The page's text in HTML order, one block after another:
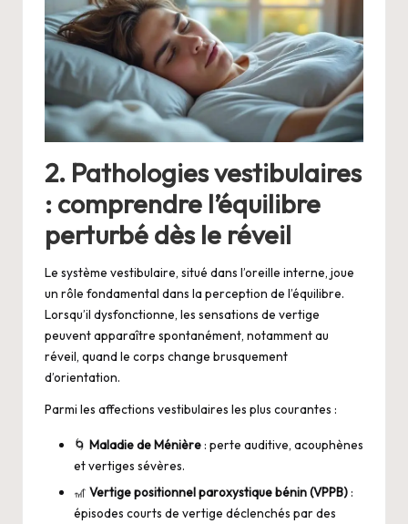
2. Pathologies vestibulaires
: comprendre l’équilibre
perturbé dès le réveil
Le système vestibulaire, situé dans l’oreille interne, joue
un rôle fondamental dans la perception de l’équilibre.
Lorsqu’il dysfonctionne, les sensations de vertige
peuvent apparaître spontanément, notamment au
réveil, quand le corps change brusquement
d’orientation.
Parmi les affections vestibulaires les plus courantes :
🌀 Maladie de Ménière: perte auditive, acouphènes
et vertiges sévères.
🎢 Vertige positionnel paroxystique bénin (VPPB):
épisodes courts de vertige déclenchés par des